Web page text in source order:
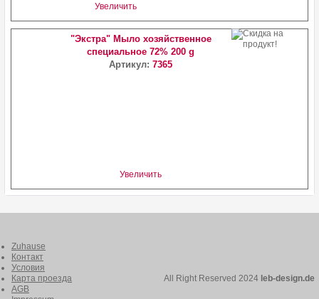
Увеличить
"Экстра" Мыло хозяйственное
специальное 72% 200 g
Артикул: 7365
Увеличить
Zuhause
Контакт
Условия
Карта проезда
AGB
All Right Reserved 2024 leb-design.de